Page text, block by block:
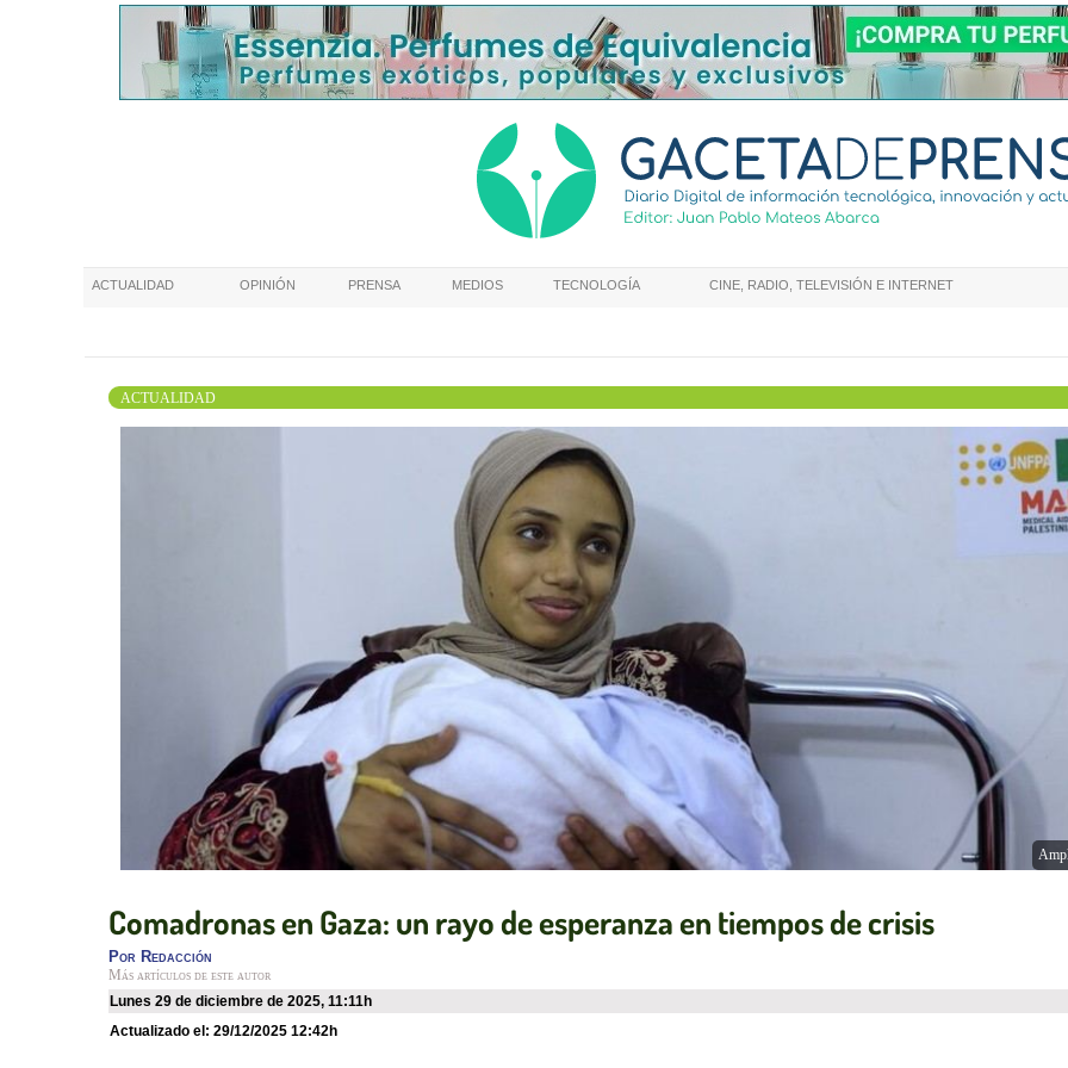
ACTUALIDAD OPINIÓN PRENSA MEDIOS TECNOLOGÍA CINE, RADIO, TELEVISIÓN E INTERNET
ACTUALIDAD
Comadronas en Gaza: un rayo de esperanza en tiempos de crisis
Por Redacción
Más artículos de este autor
lunes 29 de diciembre de 2025, 11:11h
Actualizado el: 29/12/2025 12:42h